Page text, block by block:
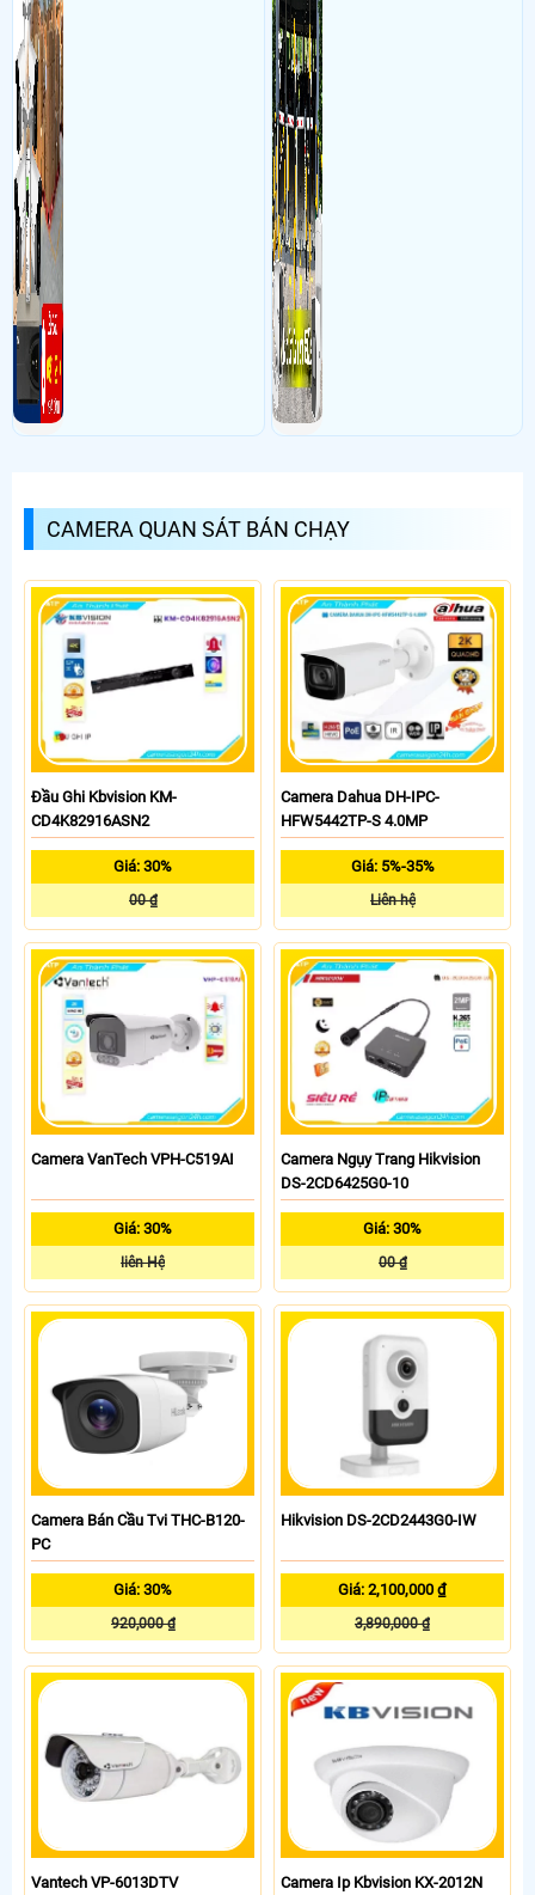
CAMERA QUAN SÁT BÁN CHẠY
Đầu Ghi Kbvision KM-
CD4K82916ASN2
Giá: 30%
00 ₫
Camera Dahua DH-IPC-
HFW5442TP-S 4.0MP
Giá: 5%-35%
Liên hệ
Camera VanTech VPH-C519AI
Giá: 30%
liên Hệ
Camera Ngụy Trang Hikvision
DS-2CD6425G0-10
Giá: 30%
00 ₫
Camera Bán Cầu Tvi THC-B120-
PC
Giá: 30%
920,000 ₫
Hikvision DS-2CD2443G0-IW
Giá: 2,100,000 ₫
3,890,000 ₫
Vantech VP-6013DTV Camera Ip Kbvision KX-2012N